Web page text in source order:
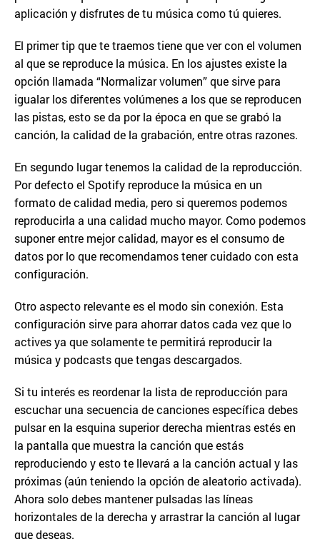
aplicación y disfrutes de tu música como tú quieres.
El primer tip que te traemos tiene que ver con el volumen
al que se reproduce la música. En los ajustes existe la
opción llamada “Normalizar volumen” que sirve para
igualar los diferentes volúmenes a los que se reproducen
las pistas, esto se da por la época en que se grabó la
canción, la calidad de la grabación, entre otras razones.
En segundo lugar tenemos la calidad de la reproducción.
Por defecto el Spotify reproduce la música en un
formato de calidad media, pero si queremos podemos
reproducirla a una calidad mucho mayor. Como podemos
suponer entre mejor calidad, mayor es el consumo de
datos por lo que recomendamos tener cuidado con esta
configuración.
Otro aspecto relevante es el modo sin conexión. Esta
configuración sirve para ahorrar datos cada vez que lo
actives ya que solamente te permitirá reproducir la
música y podcasts que tengas descargados.
Si tu interés es reordenar la lista de reproducción para
escuchar una secuencia de canciones específica debes
pulsar en la esquina superior derecha mientras estés en
la pantalla que muestra la canción que estás
reproduciendo y esto te llevará a la canción actual y las
próximas (aún teniendo la opción de aleatorio activada).
Ahora solo debes mantener pulsadas las líneas
horizontales de la derecha y arrastrar la canción al lugar
que deseas.